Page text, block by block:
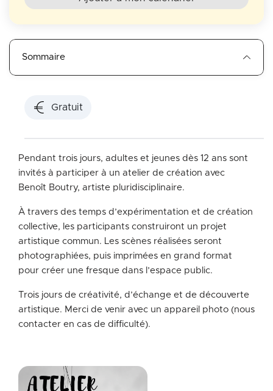
Sommaire
Gratuit
Pendant trois jours, adultes et jeunes dès 12 ans sont
invités à participer à un atelier de création avec
Benoît Boutry, artiste pluridisciplinaire.
À travers des temps d’expérimentation et de création
collective, les participants construiront un projet
artistique commun. Les scènes réalisées seront
photographiées, puis imprimées en grand format
pour créer une fresque dans l’espace public.
Trois jours de créativité, d’échange et de découverte
artistique. Merci de venir avec un appareil photo (nous
contacter en cas de difficulté).